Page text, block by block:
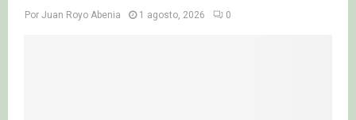
Por Juan Royo Abenia 1 agosto, 2026 0